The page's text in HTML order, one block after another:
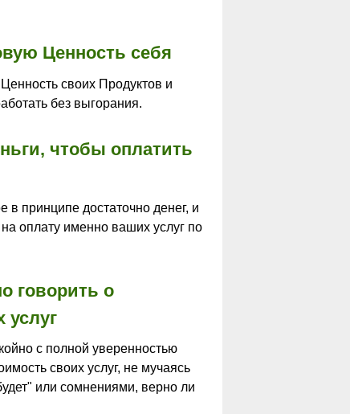
своих Продуктов и
без выгорания.
Ценность себя
в принципе достаточно денег, и
оплату именно ваших услуг по
чтобы оплатить
с полной уверенностью
своих услуг, не мучаясь
или сомнениями, верно ли
говорить о
услуг